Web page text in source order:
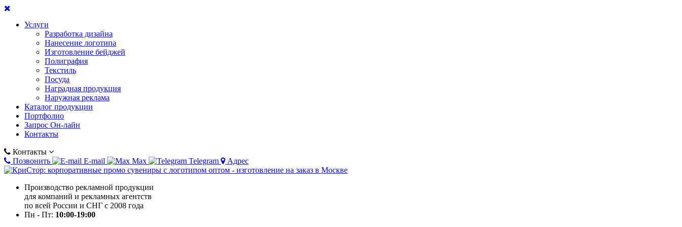
Услуги
Разработка дизайна
Нанесение логотипа
Изготовление бейджей
Полиграфия
Текстиль
Посуда
Наградная продукция
Наружная реклама
Каталог продукции
Портфолио
Запрос Он-лайн
Контакты
Контакты
Позвонить
E-mail Max Telegram Адрес
Производство рекламной продукции
для компаний и рекламных агентств
по всей России и СНГ с 2008 года
Пн - Пт: 10:00-19:00